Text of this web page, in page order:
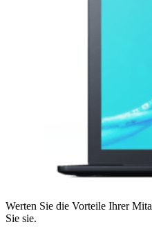
Werten Sie die Vorteile Ihrer
Sie sie.